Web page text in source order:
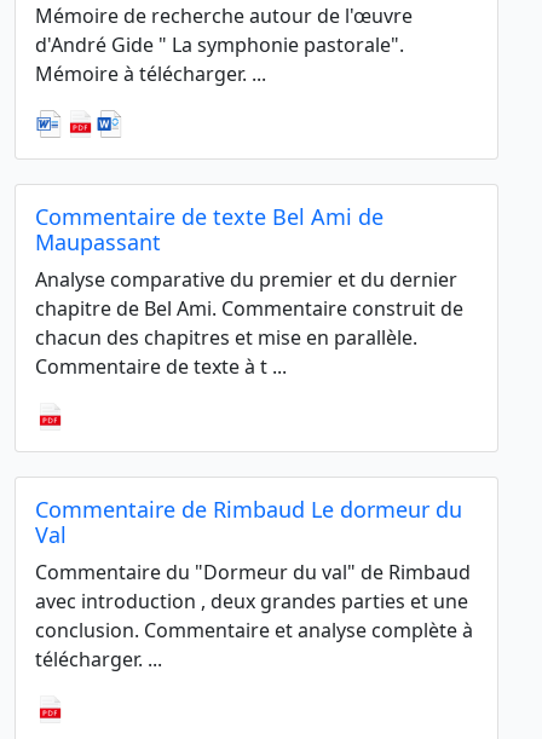
Mémoire de recherche autour de l'œuvre
d'André Gide " La symphonie pastorale".
Mémoire à télécharger. ...
Commentaire de texte Bel Ami de
Maupassant
Analyse comparative du premier et du dernier
chapitre de Bel Ami. Commentaire construit de
chacun des chapitres et mise en parallèle.
Commentaire de texte à t ...
Commentaire de Rimbaud Le dormeur du
Val
Commentaire du "Dormeur du val" de Rimbaud
avec introduction , deux grandes parties et une
conclusion. Commentaire et analyse complète à
télécharger. ...